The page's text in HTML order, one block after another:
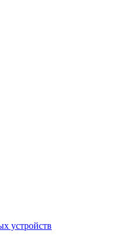
устройств